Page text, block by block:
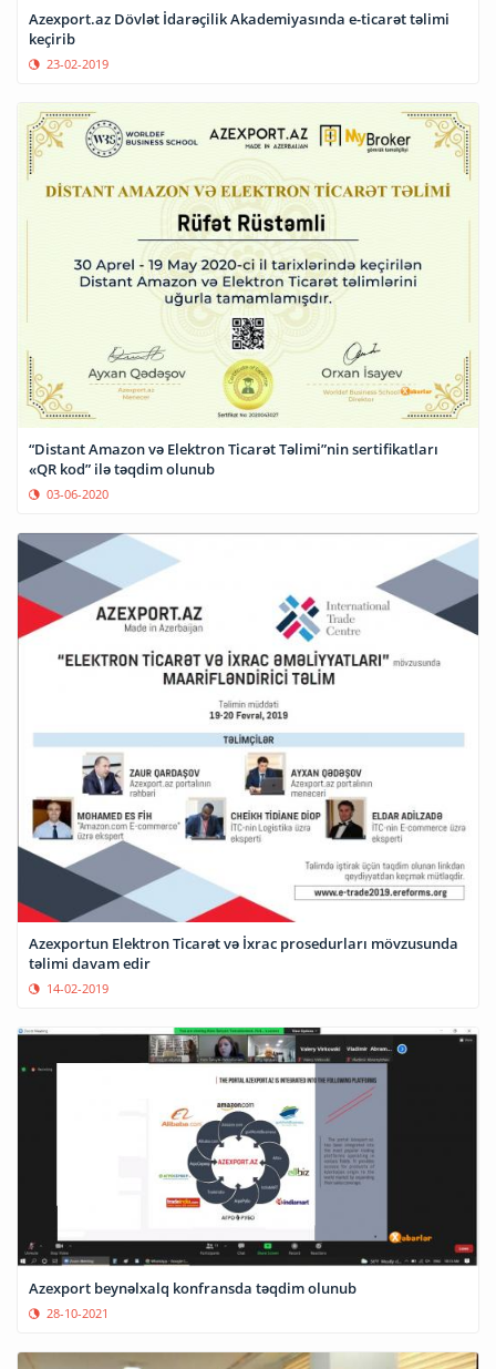
Azexport.az Dövlət İdarəçilik Akademiyasında e-ticarət təlimi
keçirib
23-02-2019
“Distant Amazon və Elektron Ticarət Təlimi”nin sertifikatları
«QR kod” ilə təqdim olunub
03-06-2020
Azexportun Elektron Ticarət və İxrac prosedurları mövzusunda
təlimi davam edir
14-02-2019
Azexport beynəlxalq konfransda təqdim olunub
28-10-2021